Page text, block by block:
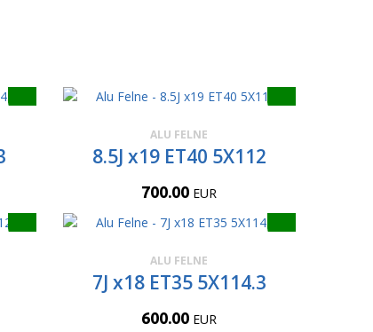
ALU FELNE
8.5J x19 ET40 5X112
700.00 EUR
ALU FELNE
7J x18 ET35 5X114.3
600.00 EUR